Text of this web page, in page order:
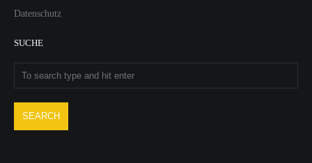
Datenschutz
SUCHE